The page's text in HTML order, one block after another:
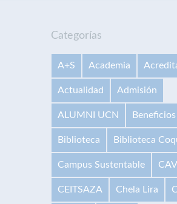
Categorías
A+S Academia
Actualidad Admisión
ALUMNI UCN Beneficios
Biblioteca Biblioteca
Campus Sustentable
CEITSAZA Chela Lira